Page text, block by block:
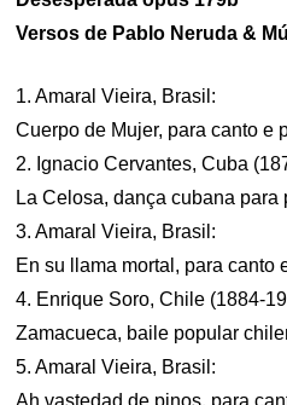
Versos de Pablo Neruda &
1. Amaral Vieira, Brasil:
Cuerpo de Mujer, para canto e
2. Ignacio Cervantes, Cuba
La Celosa, dança cubana para
3. Amaral Vieira, Brasil:
En su llama mortal, para canto
4. Enrique Soro, Chile (1884-
Zamacueca, baile popular
5. Amaral Vieira, Brasil:
Ah vastedad de pinos, para